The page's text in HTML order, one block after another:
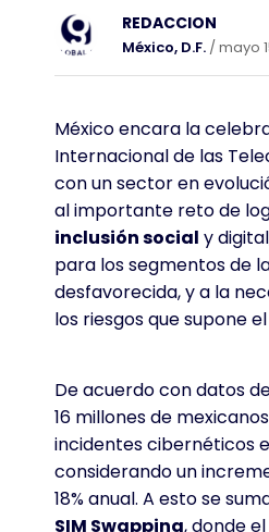
REDACCION
México, D.F. / mayo
México encara la
Internacional de las
con un sector en
al importante reto de
inclusión social y
para los segmentos de
desfavorecida, y a la
los riesgos que supone el
De acuerdo con datos de
16 millones de
incidentes cibernéticos
considerando un
18% anual. A esto se
SIM Swapping, donde